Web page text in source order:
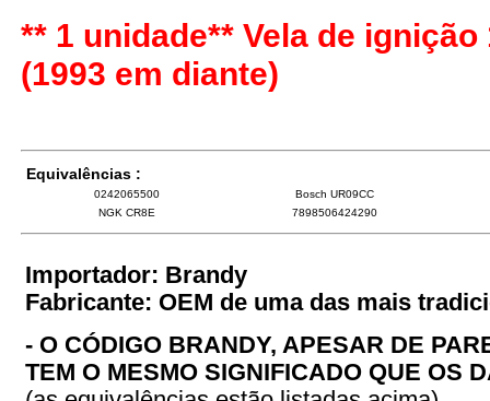
** 1 unidade** Vela de
(1993 em diante)
Equivalências :
0242065500
Bosch UR09CC
NGK CR8E
7898506424290
Importador: Brandy
Fabricante: OEM de uma das mais
- O CÓDIGO BRANDY, APESAR DE
TEM O MESMO SIGNIFICADO QUE OS